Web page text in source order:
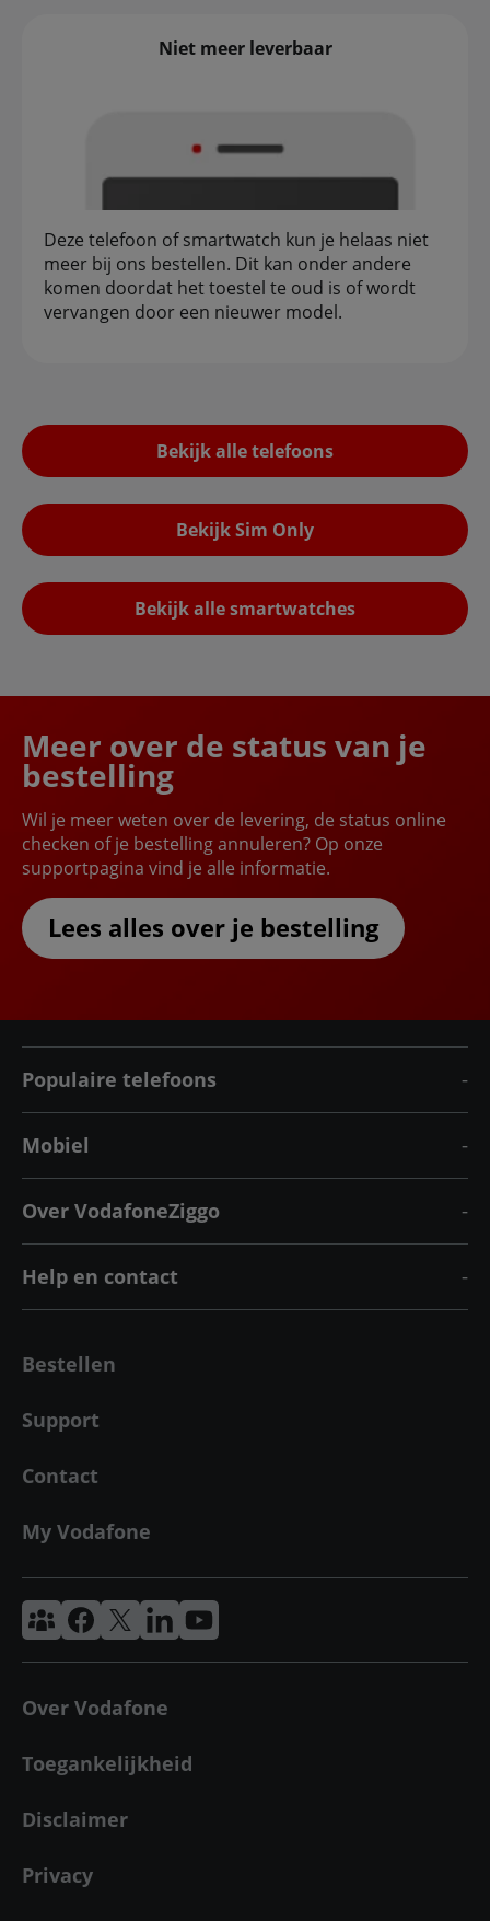
Niet meer leverbaar
Deze telefoon of smartwatch kun je helaas niet
meer bij ons bestellen. Dit kan onder andere
komen doordat het toestel te oud is of wordt
vervangen door een nieuwer model.
Bekijk alle telefoons
Bekijk Sim Only
Bekijk alle smartwatches
Meer over de status van je
bestelling
Wil je meer weten over de levering, de status online
checken of je bestelling annuleren? Op onze
supportpagina vind je alle informatie.
Lees alles over je bestelling
Populaire telefoons
Mobiel
Over VodafoneZiggo
Help en contact
Bestellen
Support
Contact
My Vodafone
Vodafone & Ziggo Community
Vodafone Facebook
Vodafone XVodafoneZiggo LinkedIn
Vodafone YouTube
Over Vodafone
Toegankelijkheid
Disclaimer
Privacy